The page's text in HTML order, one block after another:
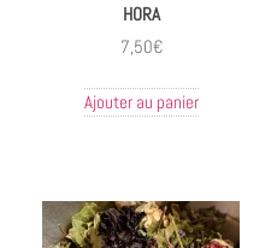
HORA
7,50€
Ajouter au panier